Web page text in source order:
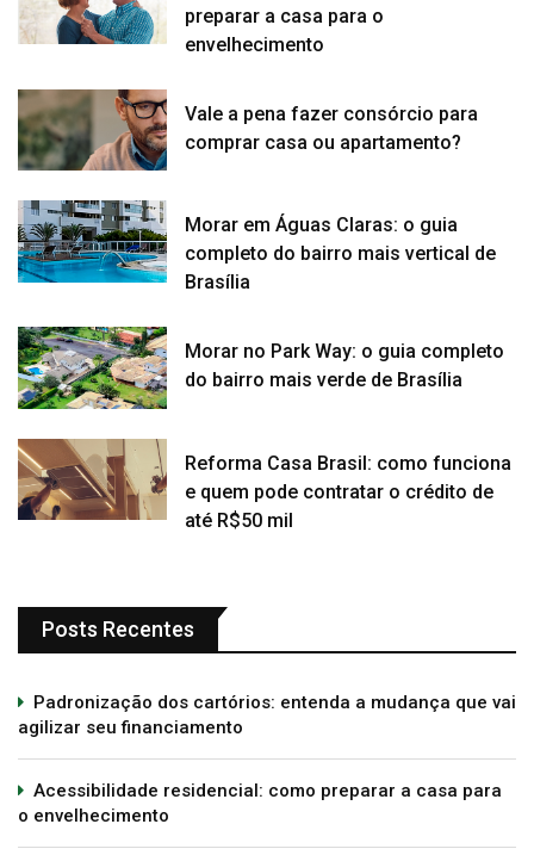
preparar a casa para o
envelhecimento
Vale a pena fazer consórcio para
comprar casa ou apartamento?
Morar em Águas Claras: o guia
completo do bairro mais vertical de
Brasília
Morar no Park Way: o guia completo
do bairro mais verde de Brasília
Reforma Casa Brasil: como funciona
e quem pode contratar o crédito de
até R$50 mil
Posts Recentes
Padronização dos cartórios: entenda a mudança que vai
agilizar seu financiamento
Acessibilidade residencial: como preparar a casa para
o envelhecimento